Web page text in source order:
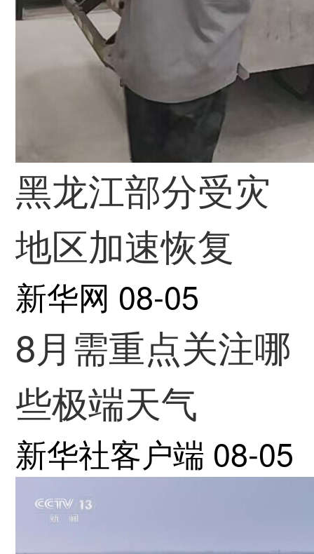
黑龙江部分受灾
地区加速恢复
新华网 08-05
8月需重点关注哪
些极端天气
新华社客户端 08-05